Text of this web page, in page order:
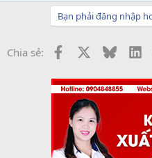
Bạn phải đăng nhập
Chia sẻ: Facebook Bluesky